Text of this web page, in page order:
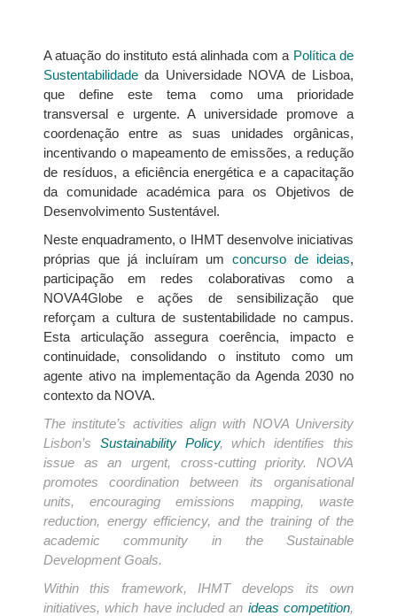
A atuação do instituto está alinhada com a Política de
Sustentabilidadeda Universidade NOVA de Lisboa,
que define este tema como uma prioridade
transversal e urgente. A universidade promove a
coordenação entre as suas unidades orgânicas,
incentivando o mapeamento de emissões, a redução
de resíduos, a eficiência energética e a capacitação
da comunidade académica para os Objetivos de
Desenvolvimento Sustentável.
Neste enquadramento, o IHMT desenvolve iniciativas
próprias que já incluíram umconcurso de ideias,
participação em redes colaborativas como a
NOVA4Globe e ações de sensibilização que
reforçam a cultura de sustentabilidade no campus.
Esta articulação assegura coerência, impacto e
continuidade, consolidando o instituto como um
agente ativo na implementação da Agenda 2030 no
contexto da NOVA.
The institute’s activities align with NOVA University
Lisbon’s Sustainability Policy, which identifies this
issue as an urgent, cross-cutting priority. NOVA
promotes coordination between its organisational
units, encouraging emissions mapping, waste
reduction, energy efficiency, and the training of the
academic community in the Sustainable
Development Goals.
Within this framework, IHMT develops its own
initiatives, which have included an ideas competition,